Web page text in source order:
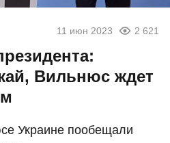
11 июн 2023 2 621
Вильнюс ждет
Украине пообещали